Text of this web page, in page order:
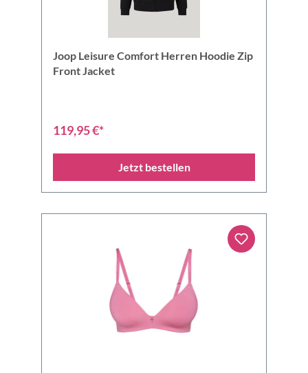
Joop Leisure Comfort Herren Hoodie Zip
Front Jacket
119,95 €*
Jetzt bestellen